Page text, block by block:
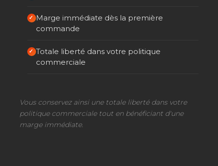
Marge immédiate dès la première
commande
Totale liberté dans votre politique
commerciale
Vous conservez ainsi une totale liberté dans votre
politique commerciale tout en bénéficiant d'une
marge immédiate.